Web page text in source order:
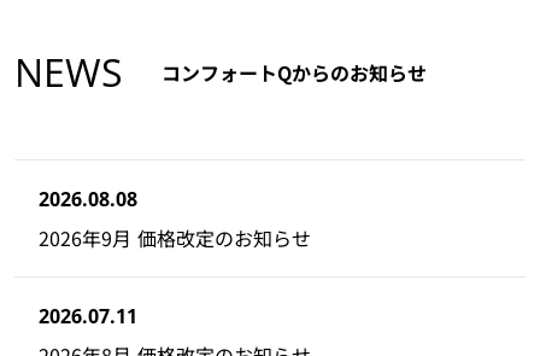
NEWS コンフォートQからのお知らせ
2026.08.08
2026年9月 価格改定のお知らせ
2026.07.11